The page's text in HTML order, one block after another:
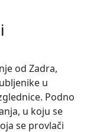
od Zadra,
u
Podno
u koju se
se provlači